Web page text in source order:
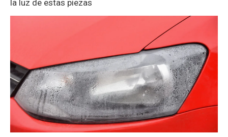
la luz de estas piezas